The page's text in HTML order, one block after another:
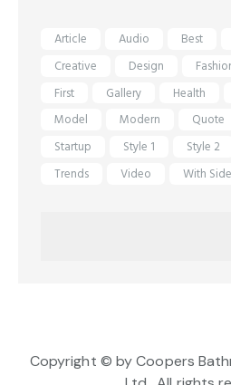
Article Audio Best
Creative
Design
First
Gallery Health
Model
Modern Quote
Startup
Style 1 Style 2
Trends
Video With
Copyright © by Coopers